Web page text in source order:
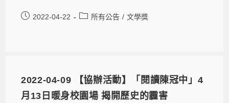
2022-04-22 所有公告 / 文學獎
2022-04-09 【協辦活動】「閱讀陳冠中」4
月13日暖身校園場 揭開歷史的霾害